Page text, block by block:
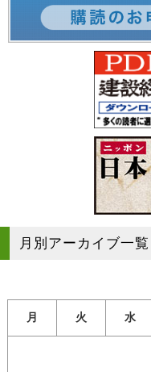
月別アーカイブ一覧
月 火 水